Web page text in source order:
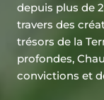
depuis plus de
travers des
trésors de la
profondes,
convictions et